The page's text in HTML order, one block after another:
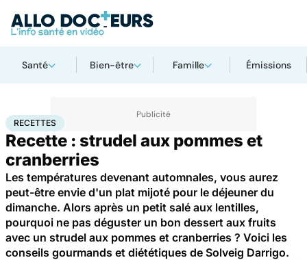
Santé Bien-être Famille Émissions
AccueilSantéRecettes
RECETTES
Recette : strudel aux pommes et
cranberries
Les températures devenant automnales, vous aurez
peut-être envie d'un plat mijoté pour le déjeuner du
dimanche. Alors après un petit salé aux lentilles,
pourquoi ne pas déguster un bon dessert aux fruits
avec un strudel aux pommes et cranberries ? Voici les
conseils gourmands et diététiques de Solveig Darrigo.